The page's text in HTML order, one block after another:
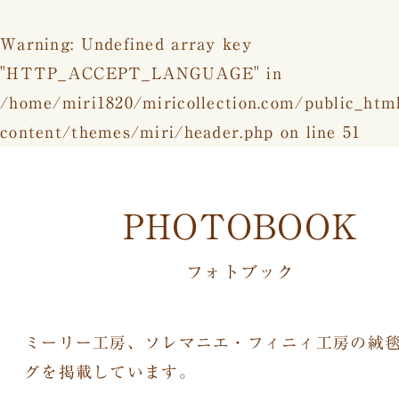
Warning: Undefined array key
"HTTP_ACCEPT_LANGUAGE" in
/home/miri1820/miricollection.com/
content/themes/miri/header.php on line 51
PHOTOBOOK
フォトブック
ミーリー工房、ソレマニエ・フィニィ工房の絨
グを掲載しています。